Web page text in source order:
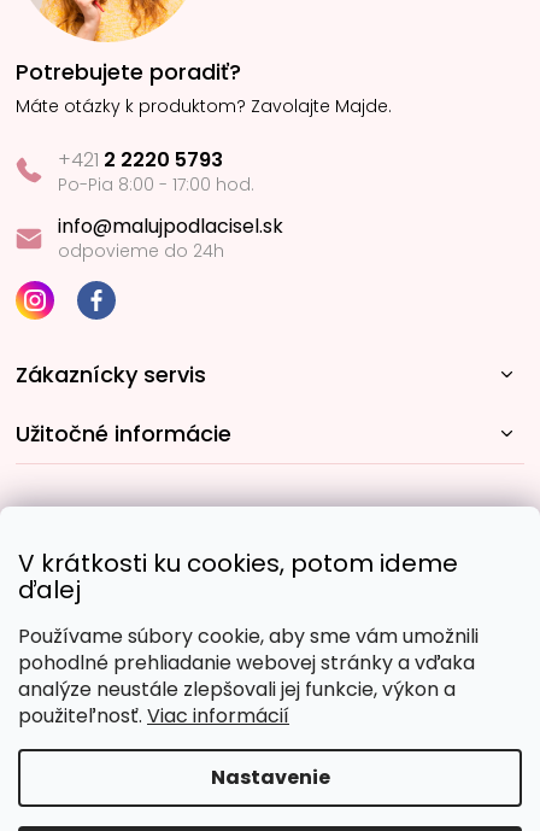
V krátkosti ku cookies, potom ideme
ďalej
Používame súbory cookie, aby sme vám umožnili
pohodlné prehliadanie webovej stránky a vďaka
analýze neustále zlepšovali jej funkcie, výkon a
použiteľnosť. Viac informácií
Nastavenie
Potrebujete poradiť?
Máte otázky k produktom? Zavolajte Majde.
+421 2 2220 5793
Po-Pia 8:00 - 17:00 hod.
info@malujpodlacisel.sk
odpovieme do 24h
Zákaznícky servis
Užitočné informácie
Obľúbené spôsoby platby:
Copyright 2026Malujpodlacisel.sk. Všetky práva